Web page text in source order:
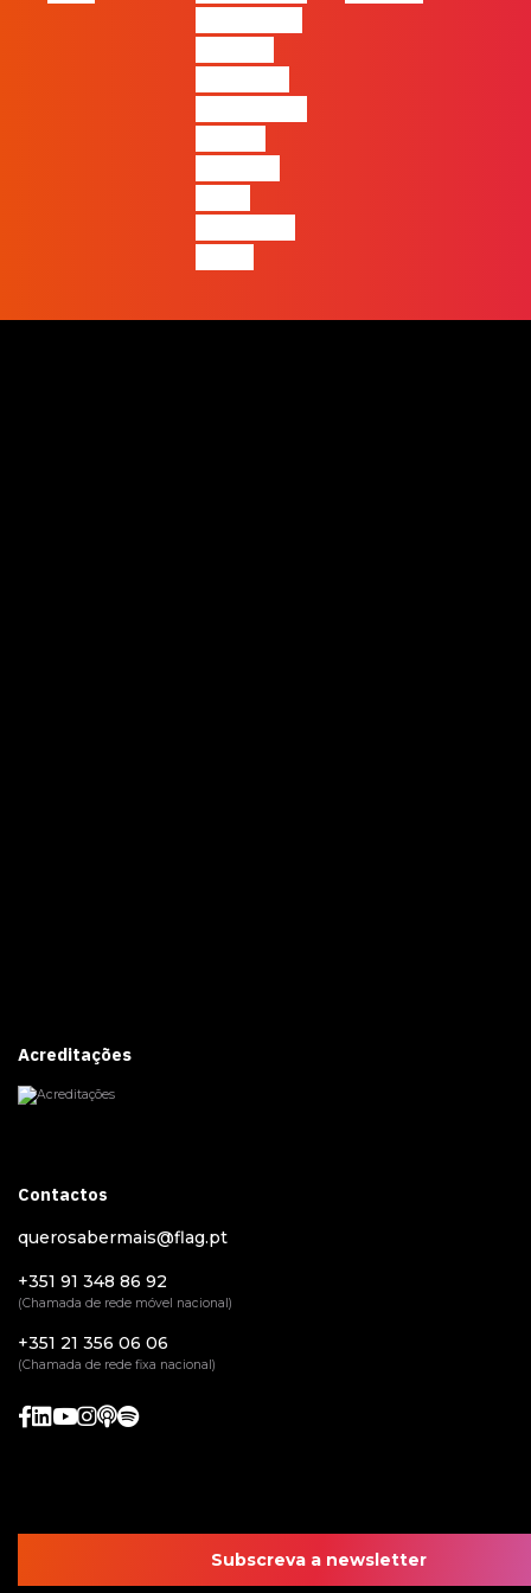
Acreditações
Contactos
querosabermais@flag.pt
+351 91 348 86 92
(Chamada de rede móvel nacional)
+351 21 356 06 06
(Chamada de rede fixa nacional)
Subscreva a newsletter